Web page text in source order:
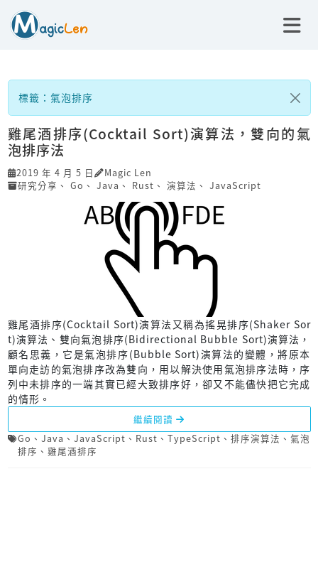
標籤：氣泡排序
雞尾酒排序(Cocktail Sort)演算法，雙向的氣
泡排序法
2019 年 4 月 5 日
Magic Len
研究分享 、 Go 、 Java 、 Rust 、 演算法 、 JavaScript
雞尾酒排序(Cocktail Sort)演算法又稱為搖晃排序(Shaker Sor
t)演算法、雙向氣泡排序(Bidirectional Bubble Sort)演算法，
顧名思義，它是氣泡排序(Bubble Sort)演算法的變體，將原本
單向走訪的氣泡排序改為雙向，用以解決使用氣泡排序法時，序
列中未排序的一端其實已經大致排序好，卻又不能儘快把它完成
的情形。
繼續閱讀
Go 、 Java 、 JavaScript 、 Rust 、 TypeScript 、 排序演算法 、 氣泡
排序 、 雞尾酒排序